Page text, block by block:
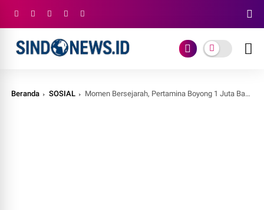
Beranda SOSIAL Momen Bersejarah, Pertamina Boyong 1 Juta Barel Minyak Mentah dari Aljazair ke Tanah Air